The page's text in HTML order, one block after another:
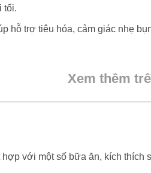
tối.
hỗ trợ tiêu hóa, cảm giác nhẹ
Xem thêm
với một số bữa ăn, kích thích